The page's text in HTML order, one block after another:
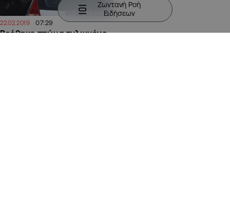
22.02.2019 07:29
Βρέθηκε πτώμα τυλιγμένο
Ζωντανή Ροή
Ειδήσεων